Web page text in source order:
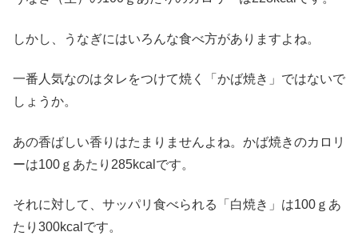
しかし、うなぎにはいろんな食べ方がありますよね。
一番人気なのはタレをつけて焼く「かば焼き」ではないで
しょうか。
あの香ばしい香りはたまりませんよね。かば焼きのカロリ
ーは100ｇあたり285kcalです。
それに対して、サッパリ食べられる「白焼き」は100ｇあ
たり300kcalです。